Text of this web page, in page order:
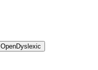
OpenDyslexic